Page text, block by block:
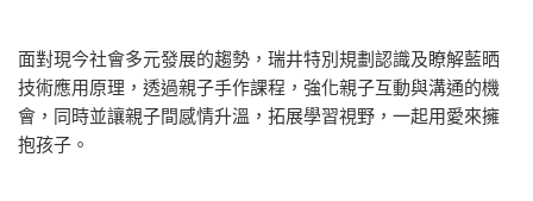
面對現今社會多元發展的趨勢，瑞井特別規劃認識及瞭解藍晒
技術應用原理，透過親子手作課程，強化親子互動與溝通的機
會，同時並讓親子間感情升溫，拓展學習視野，一起用愛來擁
抱孩子。